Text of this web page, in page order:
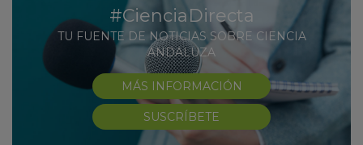
#CienciaDirecta
TU FUENTE DE NOTICIAS SOBRE CIENCIA
ANDALUZA
MÁS INFORMACIÓN
SUSCRÍBETE